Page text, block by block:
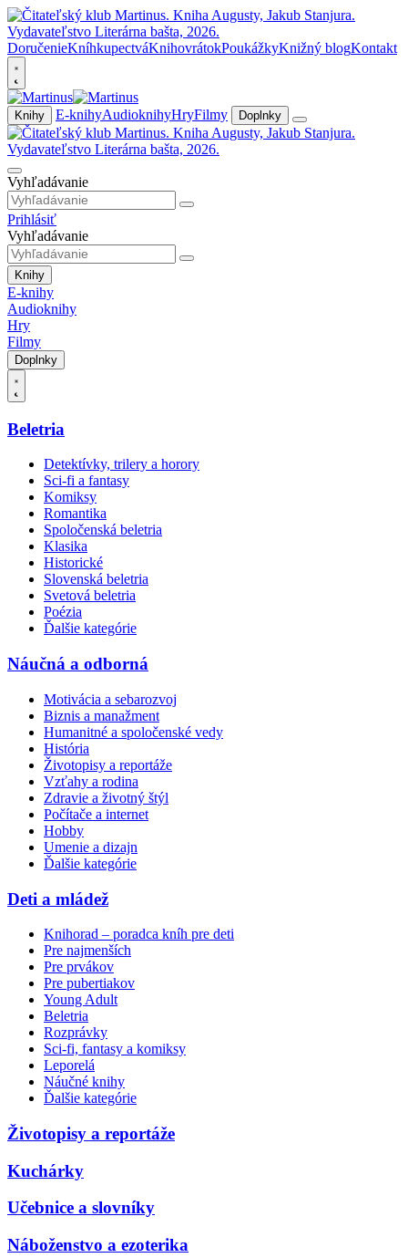
DoručenieKníhkupectváKnihovrátokPoukážkyKnižný blogKontakt
Knihy E-knihyAudioknihyHryFilmy Doplnky
Vyhľadávanie
Prihlásiť
Vyhľadávanie
Knihy
E-knihy
Audioknihy
Hry
Filmy
Doplnky
Beletria
Detektívky, trilery a horory
Sci-fi a fantasy
Komiksy
Romantika
Spoločenská beletria
Klasika
Historické
Slovenská beletria
Svetová beletria
Poézia
Ďalšie kategórie
Náučná a odborná
Motivácia a sebarozvoj
Biznis a manažment
Humanitné a spoločenské vedy
História
Životopisy a reportáže
Vzťahy a rodina
Zdravie a životný štýl
Počítače a internet
Hobby
Umenie a dizajn
Ďalšie kategórie
Deti a mládež
Knihorad – poradca kníh pre deti
Pre najmenších
Pre prvákov
Pre pubertiakov
Young Adult
Beletria
Rozprávky
Sci-fi, fantasy a komiksy
Leporelá
Náučné knihy
Ďalšie kategórie
Životopisy a reportáže
Kuchárky
Učebnice a slovníky
Náboženstvo a ezoterika